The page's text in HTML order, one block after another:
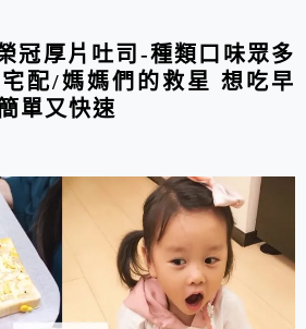
薦
冠厚片吐司-種類口味眾多
配/媽媽們的救星 想吃早
單又快速